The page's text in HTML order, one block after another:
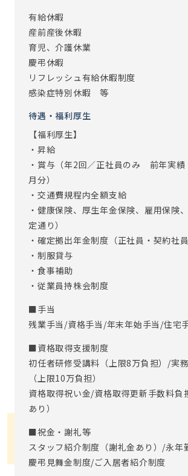
有給休暇
産前産後休暇
育児、介護休業
慶弔休暇
リフレッシュ有給休暇制度
感染症特別休暇 等
待遇・福利厚生
【福利厚生】
・昇給
・賞与（年2回／正社員のみ 前年実
月分）
・交通費規程内全額支給
・健康保険、厚生年金保険、雇用保険
定通り）
・確定拠出年金制度（正社員・契約社員
・制服貸与
・食事補助
・従業員持株会制度
■手当
残業手当/資格手当/年末年始手当/住宅
■資格取得支援制度
初任者研修受講料（上限8万負担）/実
（上限10万負担）
資格取得祝い金/資格取得更新手数料負
あり）
■祝金・謝礼等
スタッフ紹介制度（謝礼金あり）/永年
慶弔見舞金制度/ご入居者紹介制度